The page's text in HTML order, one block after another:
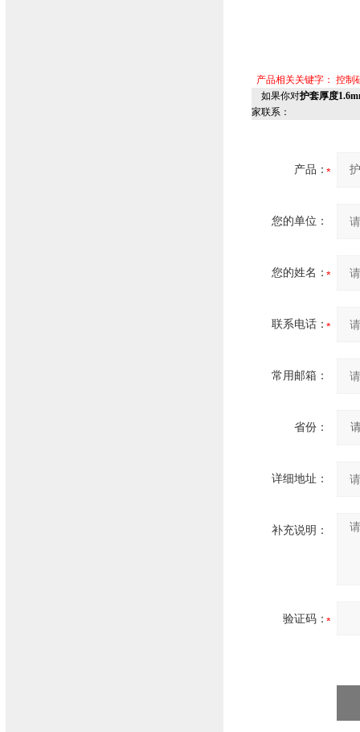
产品相关关键字： 控制
如果你对护套厚度
家联系：
产品：
您的单位：
您的姓名：
联系电话：
常用邮箱：
省份：
详细地址：
补充说明：
验证码：